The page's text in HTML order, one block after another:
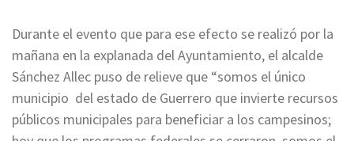
Durante el evento que para ese efecto se realizó por la
mañana en la explanada del Ayuntamiento, el alcalde
Sánchez Allec puso de relieve que “somos el único
municipio del estado de Guerrero que invierte recursos
públicos municipales para beneficiar a los campesinos;